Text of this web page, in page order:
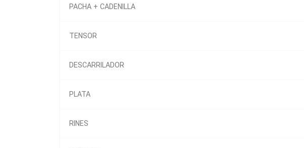
PACHA + CADENILLA
TENSOR
DESCARRILADOR
PLATA
RINES